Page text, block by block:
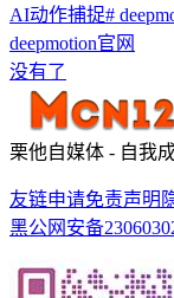
AI动作捕捉#
deepmotion官网
没有了
栗他自媒体 - 自我
友链申请免责声明
黑公网安备